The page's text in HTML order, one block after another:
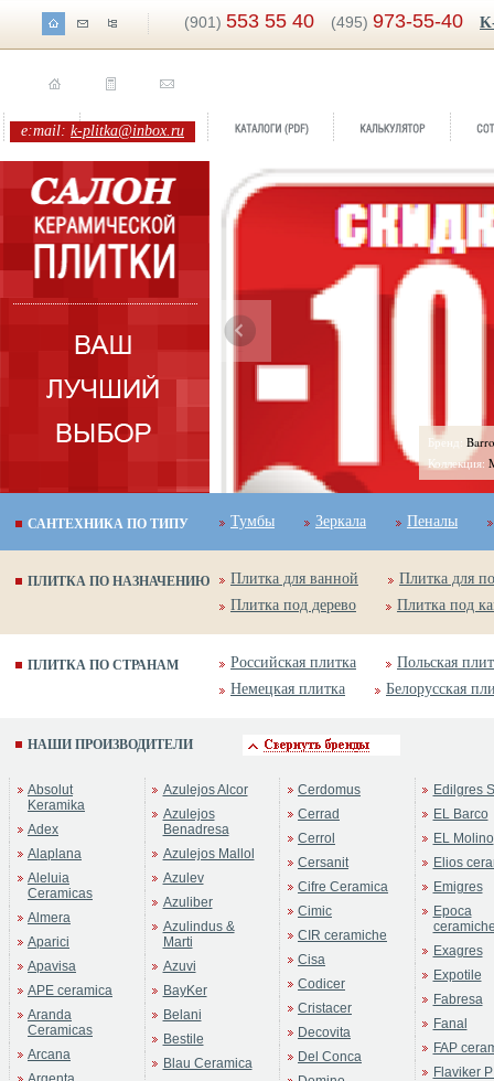
(901) 553 55 40 (495) 973-55-40
e:mail: k-plitka@inbox.ru
Barro
САНТЕХНИКА ПО ТИПУ Тумбы Зеркала Пеналы
ПЛИТКА ПО НАЗНАЧЕНИЮ Плитка для ванной
Плитка для
Плитка под дерево
Плитка под
ПЛИТКА ПО СТРАНАМ Российская плитка
Польская
Немецкая плитка
Белорусская
НАШИ ПРОИЗВОДИТЕЛИ
Absolut
Keramika
Adex
Alaplana
Aleluia
Ceramicas
Almera
Aparici
Apavisa
APE ceramica
Aranda
Ceramicas
Arcana
Azulejos Alcor
Azulejos
Benadresa
Azulejos Mallol
Azulev
Azuliber
Azulindus &
Marti
Azuvi
BayKer
Belani
Bestile
Blau Ceramica
Cerdomus
Cerrad
Cerrol
Cersanit
Cifre Ceramica
Cimic
CIR ceramiche
Cisa
Codicer
Cristacer
Decovita
Del Conca
Edilgres
EL Barco
EL Molino
Elios
Emigres
Epoca
Exagres
Expotile
Fabresa
Fanal
FAP
Flaviker